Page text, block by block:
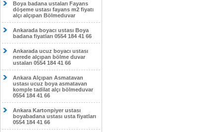
Boya badana ustaları Fayans
döşeme ustası fayans m2 fiyatı
alçı alçıpan Bölmeduvar
Ankarada boyacı ustası Boya
badana fiyatları 0554 184 41 66
Ankarada ucuz boyacı ustası
nerede alçıpan bölme duvar
ustaları 0554 184 41 66
Ankara Alçıpan Asmatavan
ustası ucuz boya asmatavan
komple tadilat alçı bölmeduvar
0554 184 41 66
Ankara Kartonpiyer ustası
boyabadana ustası usta fiyatları
0554 184 41 66